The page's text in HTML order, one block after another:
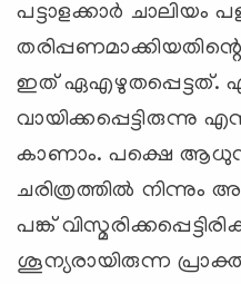
പട്ടാളക്കാര്‍ ചാലിയം
ഇത് ഏഎഴുതപ്പെട്ടത്.
വായിക്കപ്പെട്ടിരുന്നു
കാണാം. പക്ഷെ
ചരിത്രത്തില്‍ നിന്നും
പങ്ക്
ശൂന്യരായിരുന്ന